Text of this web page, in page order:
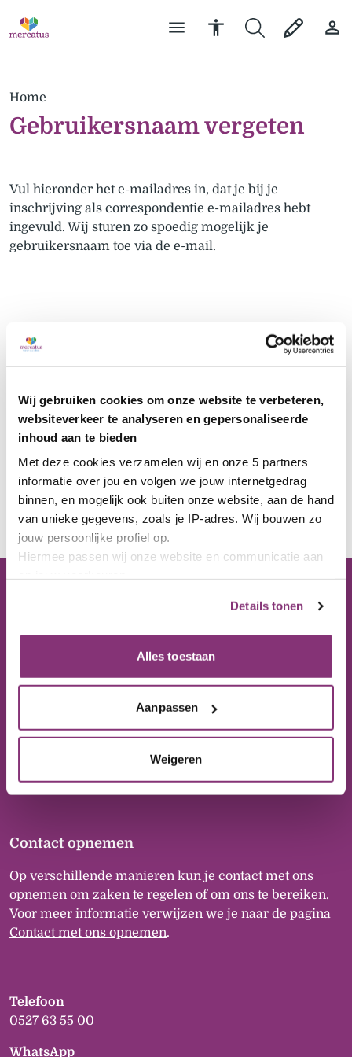
Wij gebruiken cookies om onze website te verbeteren,
websiteverkeer te analyseren en gepersonaliseerde
inhoud aan te bieden
Met deze cookies verzamelen wij en onze 5 partners
informatie over jou en volgen we jouw internetgedrag
binnen, en mogelijk ook buiten onze website, aan de hand
van unieke gegevens, zoals je IP-adres. Wij bouwen zo
jouw persoonlijke profiel op.
Hiermee passen wij onze website en communicatie aan
Via het paarse icoon linksonder op onze website kun je
jouw toestemming op elk moment wijzigen of intrekken.
Details tonen
Alles toestaan
Aanpassen
Weigeren
Home
Gebruikersnaam vergeten
Vul hieronder het e-mailadres in, dat je bij je
inschrijving als correspondentie e-mailadres hebt
ingevuld. Wij sturen zo spoedig mogelijk je
gebruikersnaam toe via de e-mail.
Nijverheidstraat 10
Postadres
8300 AA Emmeloord
Contact opnemen
Op verschillende manieren kun je contact met ons
opnemen om zaken te regelen of om ons te bereiken.
Voor meer informatie verwijzen we je naar de pagina
Contact met ons opnemen.
Telefoon
0527 63 55 00
WhatsApp